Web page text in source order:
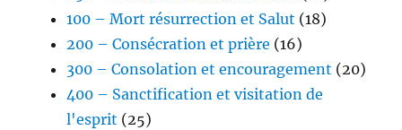
100 – Mort résurrection et Salut (18)
200 – Consécration et prière (16)
300 – Consolation et encouragement (20)
400 – Sanctification et visitation de
l'esprit (25)